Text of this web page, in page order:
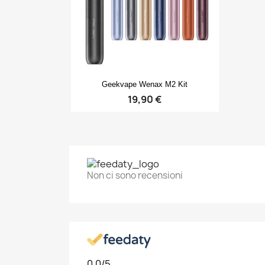
Anteprima
Geekvape Wenax M2 Kit
19,90 €
Non ci sono recensioni